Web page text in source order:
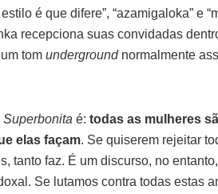
é que difere”, “azamigaloka” e
recepciona suas convidadas
tom underground normalmente
Superbonita é: todas as mulheres
elas façam. Se quiserem rejeitar
tanto faz. É um discurso, no
Se lutamos contra todas estas